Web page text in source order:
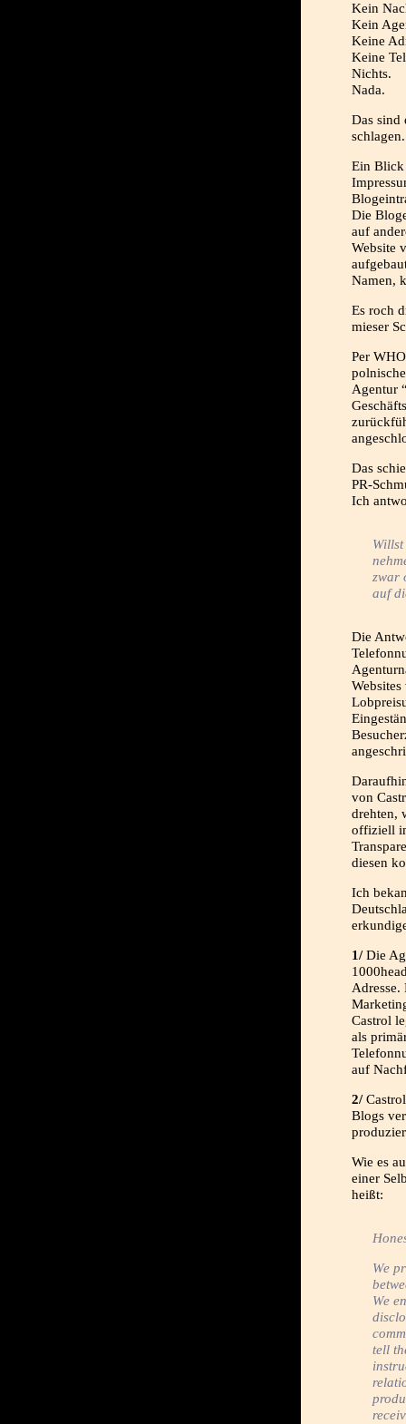
Kein
Kein
Keine
Keine
Nichts.
Nada.
Das sind
schlagen.
Ein Blick
Die
auf
Website
Namen,
Es roch
mieser
Per
Agentur
Das
PR-
Ich
zwar
auf
Die
von
drehten,
offiziell
diesen
Ich
1/Die
Adresse.
Castrol
als
auf
2/
Blogs
Wie es
einer
heißt:
We
We
tell